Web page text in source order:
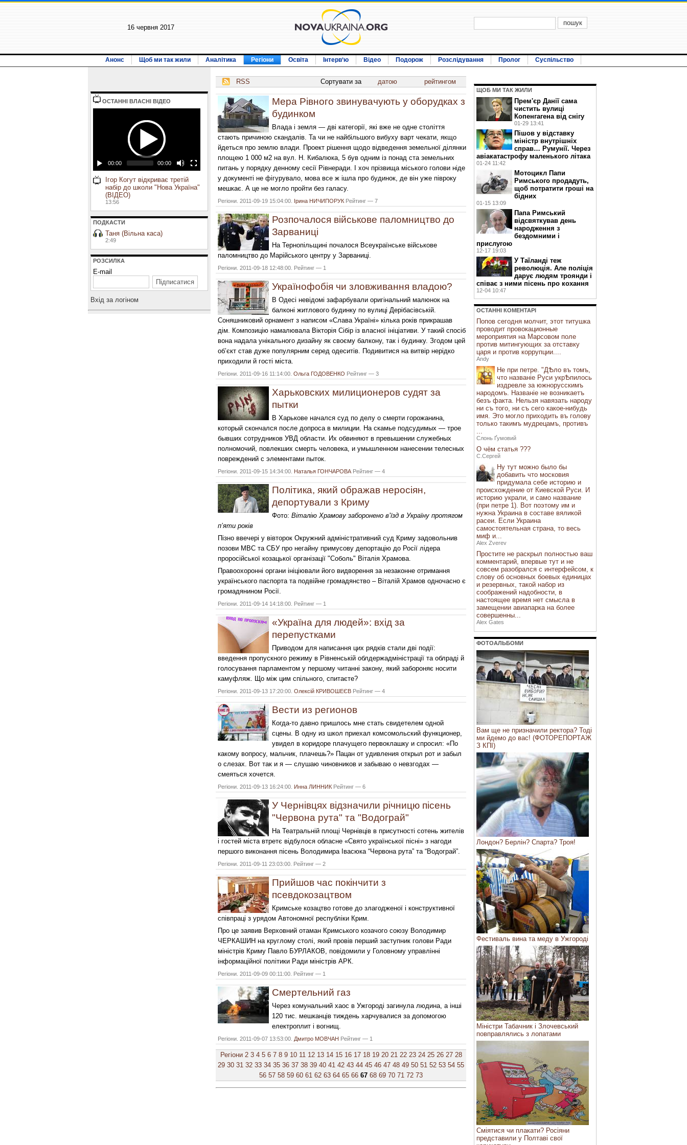
16 червня 2017
Анонс Щоб ми так жили Аналітика Регіони Освіта Інтерв‘ю Відео Подорож Розслідування Пролог Суспільство
ОСТАННI ВЛАСНI ВIДЕО
00:00 00:00
Ігор Когут відкриває третій
набір до школи "Нова Україна"
(ВІДЕО)
13:56
ПОДКАСТИ
Таня (Вільна каса)
2:49
РОЗСИЛКА
E-mail
Вхiд за логiном
RSS Сортувати за датою рейтингом
Мера Рівного звинувачують у оборудках з
будинком
Влада і земля — дві категорії, які вже не одне століття
стають причиною скандалів. Та чи не найбільшого вибуху варт чекати, якщо
йдеться про землю влади. Проект рішення щодо відведення земельної ділянки
площею 1 000 м2 на вул. Н. Кибалюка, 5 був одним із понад ста земельних
питань у порядку денному сесії Рівнеради. І хоч прізвища міського голови ніде
у документі не фігурувало, мова все ж ішла про будинок, де він уже півроку
мешкає. А це не могло пройти без галасу.
Регіони. 2011-09-19 15:04:00. Ірина НИЧИПОРУК Рейтинг — 7
Розпочалося військове паломництво до
Зарваниці
На Тернопільщині почалося Всеукраїнське військове
паломництво до Марійського центру у Зарваниці.
Регіони. 2011-09-18 12:48:00. Рейтинг — 1
Українофобія чи зловживання владою?
В Одесі невідомі зафарбували оригінальний малюнок на
балконі житлового будинку по вулиці Дерібасівській.
Соняшниковий орнамент з написом «Слава Україні» кілька років прикрашав
дім. Композицію намалювала Вікторія Сібір із власної ініціативи. У такий спосіб
вона надала унікального дизайну як своєму балкону, так і будинку. Згодом цей
об’єкт став дуже популярним серед одеситів. Подивитися на витвір нерідко
приходили й гості міста.
Регіони. 2011-09-16 11:14:00. Ольга ГОДОВЕНКО Рейтинг — 3
Харьковских милиционеров судят за
пытки
В Харькове начался суд по делу о смерти горожанина,
который скончался после допроса в милиции. На скамье подсудимых — трое
бывших сотрудников УВД области. Их обвиняют в превышении служебных
полномочий, повлекших смерть человека, и умышленном нанесении телесных
повреждений с элементами пыток.
Регіони. 2011-09-15 14:34:00. Наталья ГОНЧАРОВА Рейтинг — 4
Політика, який ображав неросіян,
депортували з Криму
Фото: Віталію Храмову заборонено в’їзд в Україну протягом
п’яти років
Пізно ввечері у вівторок Окружний адміністративний суд Криму задовольнив
позови МВС та СБУ про негайну примусову депортацію до Росії лідера
проросійської козацької організації "Соболь" Віталія Храмова.
Правоохоронні органи ініціювали його видворення за незаконне отримання
українського паспорта та подвійне громадянство – Віталій Храмов одночасно є
громадянином Росії.
Регіони. 2011-09-14 14:18:00. Рейтинг — 1
«Україна для людей»: вхід за
перепустками
Приводом для написання цих рядків стали дві події:
введення пропускного режиму в Рівненській облдержадміністрації та облраді й
голосування парламентом у першому читанні закону, який забороняє носити
камуфляж. Що між цим спільного, спитаєте?
Регіони. 2011-09-13 17:20:00. Олексій КРИВОШЕЄВ Рейтинг — 4
Вести из регионов
Когда-то давно пришлось мне стать свидетелем одной
сцены. В одну из школ приехал комсомольский функционер,
увидел в коридоре плачущего первоклашку и спросил: «По
какому вопросу, мальчик, плачешь?» Пацан от удивления открыл рот и забыл
о слезах. Вот так и я — слушаю чиновников и забываю о невзгодах —
смеяться хочется.
Регіони. 2011-09-13 16:24:00. Инна ЛИННИК Рейтинг — 6
У Чернівцях відзначили річницю пісень
"Червона рута" та "Водограй"
На Театральній площі Чернівців в присутності сотень жителів
і гостей міста втретє відбулося обласне «Свято української пісні» з нагоди
першого виконання пісень Володимира Івасюка “Червона рута” та “Водограй”.
Регіони. 2011-09-11 23:03:00. Рейтинг — 2
Прийшов час покінчити з
псевдокозацтвом
Кримське козацтво готове до злагодженої і конструктивної
співпраці з урядом Автономної республіки Крим.
Про це заявив Верховний отаман Кримського козачого союзу Володимир
ЧЕРКАШИН на круглому столі, який провів перший заступник голови Ради
міністрів Криму Павло БУРЛАКОВ, повідомили у Головному управлінні
інформаційної політики Ради міністрів АРК.
Регіони. 2011-09-09 00:11:00. Рейтинг — 1
Смертельний газ
Через комунальний хаос в Ужгороді загинула людина, а інші
120 тис. мешканців тиждень харчувалися за допомогою
електроплит і вогнищ.
Регіони. 2011-09-07 13:53:00. Дмитро МОВЧАН Рейтинг — 1
Регіони 2 3 4 5 6 7 8 9 10 11 12 13 14 15 16 17 18 19 20 21 22 23 24 25 26 27 28
29 30 31 32 33 34 35 36 37 38 39 40 41 42 43 44 45 46 47 48 49 50 51 52 53 54 55
56 57 58 59 60 61 62 63 64 65 66 67 68 69 70 71 72 73
ЩОБ МИ ТАК ЖИЛИ
Прем'єр Данії сама
чистить вулиці
Копенгагена від снігу
01-29 13:41
Пішов у відставку
міністр внутрішніх
справ… Румунії. Через
авіакатастрофу маленького літака
01-24 11:42
Мотоцикл Папи
Римського продадуть,
щоб потратити гроші на
бідних
01-15 13:09
Папа Римський
відсвяткував день
народження з
бездомними і
прислугою
12-17 19:03
У Таїланді теж
революція. Але поліція
дарує людям троянди і
співає з ними пісень про кохання
12-04 10:47
ОСТАННI КОМЕНТАРI
Попов сегодня молчит, этот титушка
проводит провокационные
мероприятия на Марсовом поле
против митингующих за отставку
царя и против коррупции....
Andy
Не при петре. "ДѢло въ томъ,
что названіе Руси укрѢпилось
издревле за южнорусскимъ
народомъ. Названіе не возникаетъ
безъ факта. Нельзя навязать народу
ни съ того, ни съ сего какое-нибудь
имя. Это могло приходить въ голову
только такимъ мудрецамъ, противъ
...
Слонь Ґумовий
О чём статья ???
С.Сергей
Ну тут можно было бы
добавить что московия
придумала себе историю и
происхождение от Киевской Руси. И
историю украли, и само название
(при петре 1). Вот поэтому им и
нужна Украина в составе вяликой
расеи. Если Украина
самостоятельная страна, то весь
миф и...
Alex Zverev
Простите не раскрыл полностью ваш
комментарий, впервые тут и не
совсем разобрался с интерфейсом, к
слову об основных боевых единицах
и резервных, такой набор из
соображений надобности, в
настоящее время нет смысла в
замещении авиапарка на более
совершенны...
Alex Gates
ФОТОАЛЬБОМИ
Вам ще не призначили ректора? Тоді
ми йдемо до вас! (ФОТОРЕПОРТАЖ
З КПІ)
Лондон? Берлін? Спарта? Троя!
Фестиваль вина та меду в Ужгороді
Міністри Табачник і Злочевський
повправлялись з лопатами
Сміятися чи плакати? Росіяни
представили у Полтаві свої